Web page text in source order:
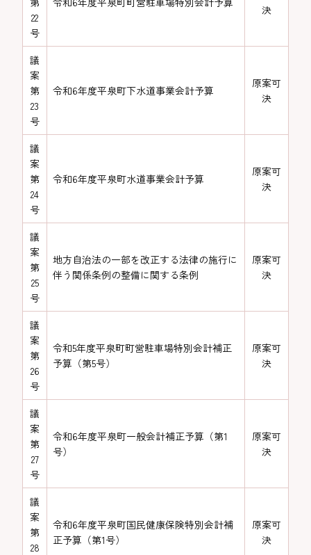
22
号
決
議
案
第
23
号
令和6年度平泉町下水道事業会計予算
原案可
決
議
案
第
24
号
令和6年度平泉町水道事業会計予算
原案可
決
議
案
第
25
号
地方自治法の一部を改正する法律の施行に
伴う関係条例の整備に関する条例
原案可
決
議
案
第
26
号
令和5年度平泉町町営駐車場特別会計補正
予算（第5号）
原案可
決
議
案
第
27
号
令和6年度平泉町一般会計補正予算（第1
号）
原案可
決
議
案
第
28
令和6年度平泉町国民健康保険特別会計補
正予算（第1号）
原案可
決